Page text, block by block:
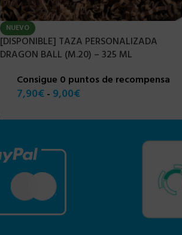
NUEVO
[DISPONIBLE] TAZA PERSONALIZADA
DRAGON BALL (M.20) – 325 ML
Consigue 0 puntos de recompensa
7,90€ - 9,00€